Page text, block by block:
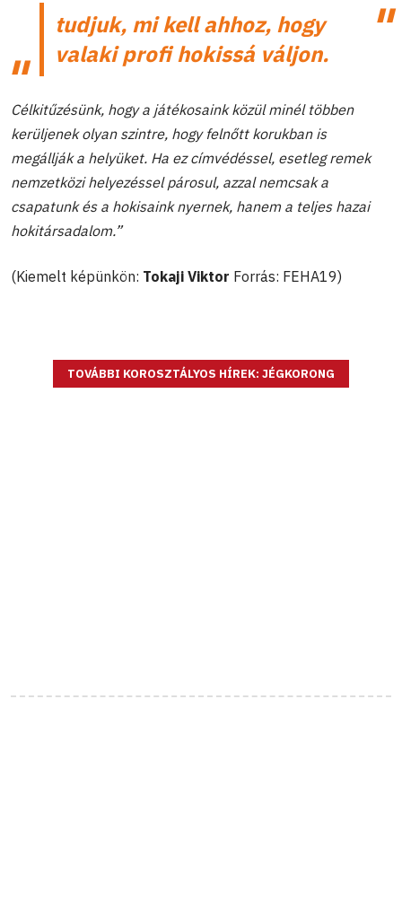
tudjuk, mi kell ahhoz, hogy
valaki profi hokissá váljon.
Célkitűzésünk, hogy a játékosaink közül minél többen
kerüljenek olyan szintre, hogy felnőtt korukban is
megállják a helyüket. Ha ez címvédéssel, esetleg remek
nemzetközi helyezéssel párosul, azzal nemcsak a
csapatunk és a hokisaink nyernek, hanem a teljes hazai
hokitársadalom.”
(Kiemelt képünkön: Tokaji Viktor Forrás: FEHA19)
TOVÁBBI KOROSZTÁLYOS HÍREK: JÉGKORONG